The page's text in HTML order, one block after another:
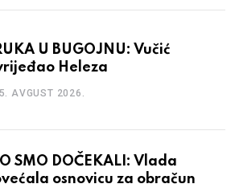
U BUGOJNU: Vučić
Heleza
5. AVGUST 2026.
SMO DOČEKALI: Vlada
osnovicu za obračun